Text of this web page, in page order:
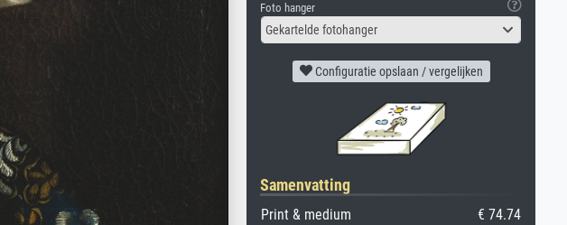
Foto hanger
Gekartelde fotohanger
Configuratie opslaan / vergelijken
Samenvatting
Print & medium
€ 74.74